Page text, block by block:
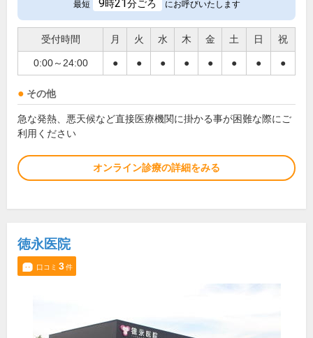
最短 9時21 分ごろ にお呼びいたします
受付時間 月 火 水 木 金 土 日 祝
0:00～24:00 ● ● ● ● ● ● ● ●
その他
急な発熱、悪天候など直接医療機関に掛かる事が困難な際にご
利用ください
オンライン診療の詳細をみる
徳永医院
口コミ 3件